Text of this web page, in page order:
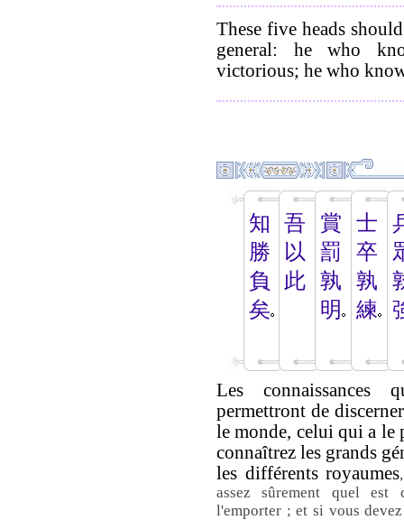
These five heads
general: he who
victorious; he who
知
勝
負
矣
吾
以
此
賞
罰
孰
明
士
卒
孰
練
Les
permettront de
le monde, celui qui a le
connaîtrez les grands
les différents royaumes
assez sûrement quel
l'emporter ; et si vous